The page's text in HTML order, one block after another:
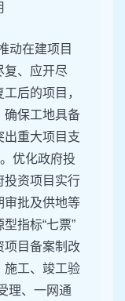
动在建项目
复、应开尽
后的项目，
确保工地具备
出重大项目支
优化政府投
投资项目实行
审批及供地等
指标“七票”
项目备案制改
施工、竣工验
理、一网通